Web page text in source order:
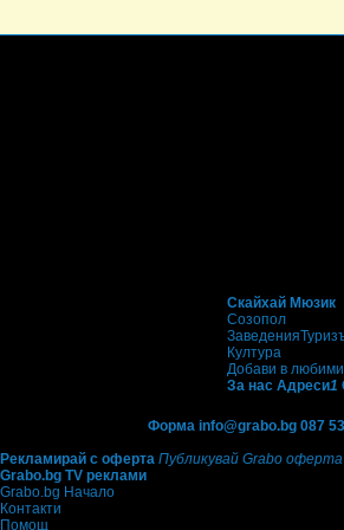
Скайхай Мюзик
Созопол
Заведения
Култура
Добави в любими
За нас Адреси1
Форма info@grabo.bg 087
Рекламирай с оферта Публикувай Grabo оферта
Grabo.bg TV реклами
Grabo.bg Начало
Контакти
Помощ